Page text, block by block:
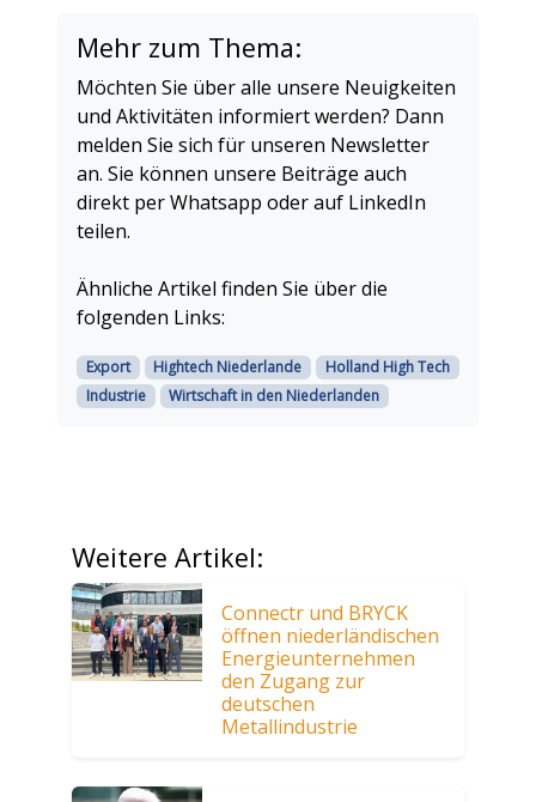
Mehr zum Thema:
Möchten Sie über alle unsere Neuigkeiten
und Aktivitäten informiert werden? Dann
melden Sie sich für unseren Newsletter
an. Sie können unsere Beiträge auch
direkt per Whatsapp oder auf LinkedIn
teilen.
Ähnliche Artikel finden Sie über die
folgenden Links:
Export Hightech Niederlande
Holland High Tech
Industrie
Wirtschaft in den Niederlanden
Weitere Artikel:
Connectr und BRYCK
öffnen niederländischen
Energieunternehmen
den Zugang zur
deutschen
Metallindustrie